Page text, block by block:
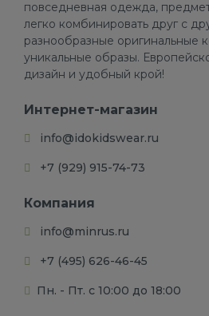
повседневная одежда,
легко комбинировать друг с
разнообразные оригинальные
уникальные образы.
дизайн и удобный крой!
Интернет-магазин
info@idokidswear.ru
+7 (929) 915-74-73
Компания
info@minrus.ru
+7 (495) 626-46-45
Пн. - Пт. с 10:00 до 18:00